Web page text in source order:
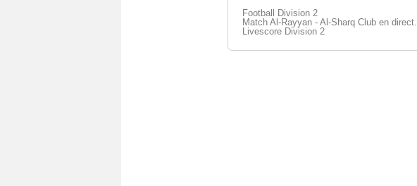
Football Division 2
Match Al-Rayyan - Al-Sharq Club en direct.
Livescore Division 2